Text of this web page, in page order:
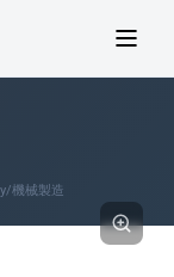
/機械製造